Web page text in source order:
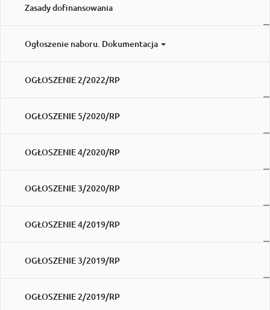
Zasady dofinansowania
Ogłoszenie naboru. Dokumentacja
OGŁOSZENIE 2/2022/RP
OGŁOSZENIE 5/2020/RP
OGŁOSZENIE 4/2020/RP
OGŁOSZENIE 3/2020/RP
OGŁOSZENIE 4/2019/RP
OGŁOSZENIE 3/2019/RP
OGŁOSZENIE 2/2019/RP